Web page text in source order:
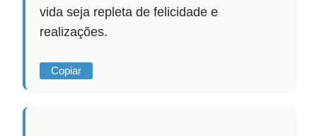
vida seja repleta de felicidade e
realizações.
Copiar